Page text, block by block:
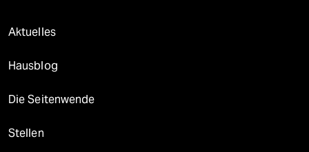
Aktuelles
Hausblog
Die Seitenwende
Stellen